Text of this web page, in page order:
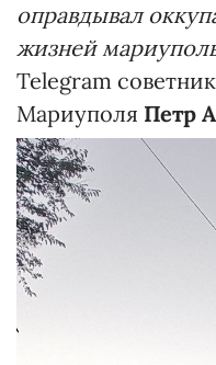
оправдывал
жизней
Telegram
Мариуполя Петр